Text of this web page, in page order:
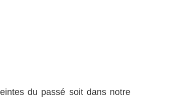
du passé soit dans notre